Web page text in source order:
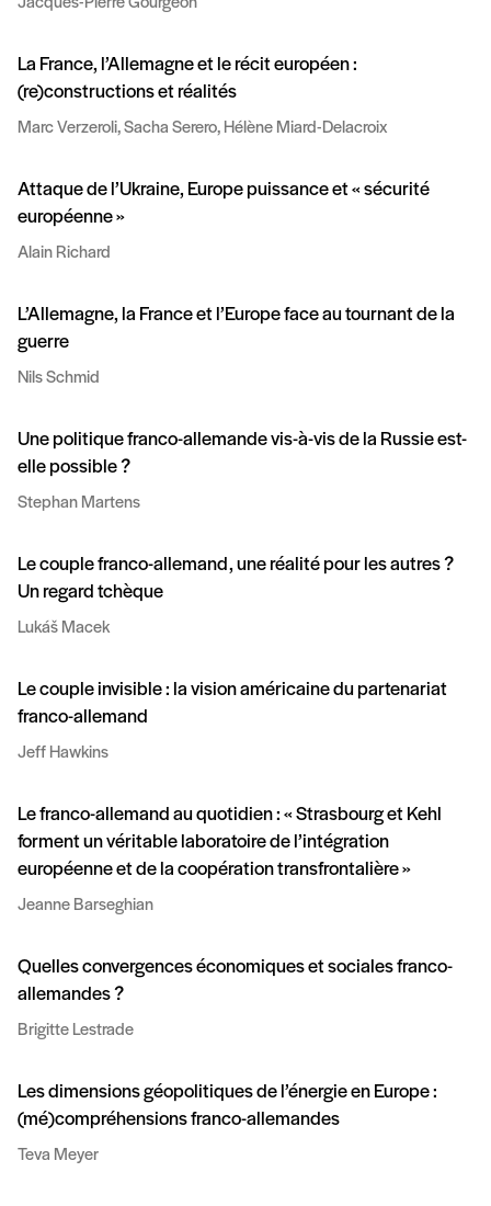
Jacques-Pierre Gourgeon
La France, l’Allemagne et le récit européen :
(re)constructions et réalités
Marc Verzeroli, Sacha Serero, Hélène Miard-Delacroix
Attaque de l’Ukraine, Europe puissance et « sécurité
européenne »
Alain Richard
L’Allemagne, la France et l’Europe face au tournant de la
guerre
Nils Schmid
Une politique franco-allemande vis-à-vis de la Russie est-
elle possible ?
Stephan Martens
Le couple franco-allemand, une réalité pour les autres ?
Un regard tchèque
Lukáš Macek
Le couple invisible : la vision américaine du partenariat
franco-allemand
Jeff Hawkins
Le franco-allemand au quotidien : « Strasbourg et Kehl
forment un véritable laboratoire de l’intégration
européenne et de la coopération transfrontalière »
Jeanne Barseghian
Quelles convergences économiques et sociales franco-
allemandes ?
Brigitte Lestrade
Les dimensions géopolitiques de l’énergie en Europe :
(mé)compréhensions franco-allemandes
Teva Meyer